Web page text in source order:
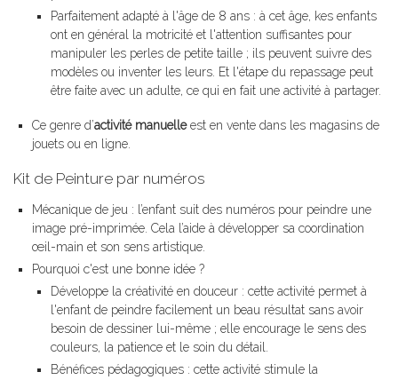
Parfaitement adapté à l'âge de 8 ans : à cet âge, kes enfants
ont en général la motricité et l'attention suffisantes pour
manipuler les perles de petite taille ; ils peuvent suivre des
modèles ou inventer les leurs. Et l'étape du repassage peut
être faite avec un adulte, ce qui en fait une activité à partager.
Ce genre d’activité manuelleest en vente dans les magasins de
jouets ou en ligne.
Kit de Peinture par numéros
Mécanique de jeu : l’enfant suit des numéros pour peindre une
image pré-imprimée. Cela l’aide à développer sa coordination
œil-main et son sens artistique.
Pourquoi c'est une bonne idée ?
Développe la créativité en douceur : cette activité permet à
l'enfant de peindre facilement un beau résultat sans avoir
besoin de dessiner lui-même ; elle encourage le sens des
couleurs, la patience et le soin du détail.
Bénéfices pédagogiques : cette activité stimule la